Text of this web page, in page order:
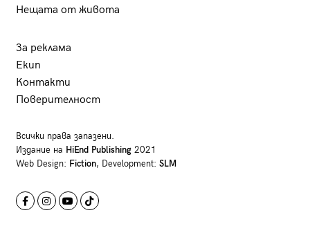
Нещата от живота
За реклама
Екип
Контакти
Поверителност
Всички права запазени.
Издание на HiEnd Publishing2021
Web Design: Fiction, Development: SLM